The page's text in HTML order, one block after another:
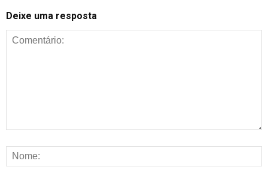
Deixe uma resposta